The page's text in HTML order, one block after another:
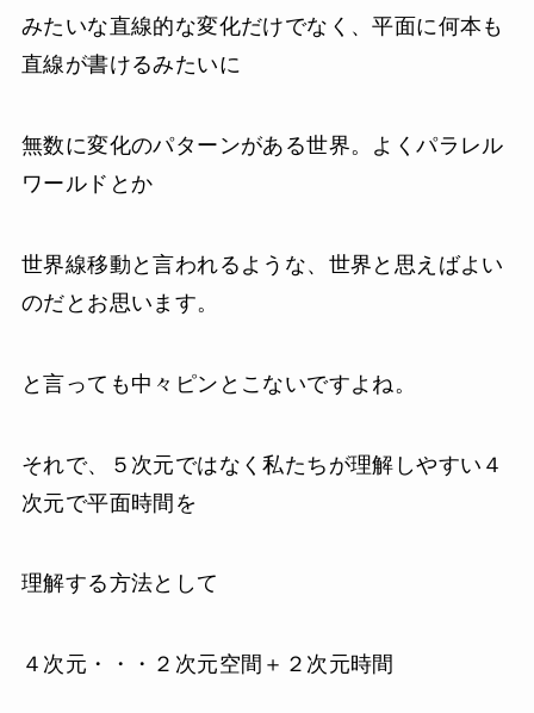
みたいな直線的な変化だけでなく、平面に何本も
直線が書けるみたいに
無数に変化のパターンがある世界。よくパラレル
ワールドとか
世界線移動と言われるような、世界と思えばよい
のだとお思います。
と言っても中々ピンとこないですよね。
それで、５次元ではなく私たちが理解しやすい４
次元で平面時間を
理解する方法として
４次元・・・２次元空間＋２次元時間